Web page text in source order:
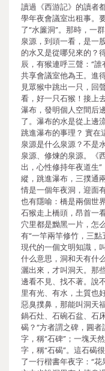
讀過《西游記》的讀者
學年夜會議室出租事。
了“水簾洞”。那時，一
泉源，到頭一看，是一
的水又是從哪兒來的？
辰，有猴連呼三聲：“
共享會議室他為王。進
見眾猴中跳出一只，回
看，好一只石猴！接上
瀑布，發明個人空間后
了。瀑布的水是從上邊
跳進瀑布的事理？ 實在
泉源是什么泉源？不是
泉源、修煉的泉源。《
出，心性修持年夜道生
縱，跳進瀑布，三撲通
情是一個年夜洞，迎面
也有隱喻：橋是兩個世
石猴走上橋頭，昂首一
穴里都是黝黑一片，怎
有“一竿兩竿修竹，三
現代的一個文明知識，
什么意思，洞和天有什
灑出來，才叫洞天。那
邊看不見、找不著。說
里有光、有水，土質也
惡臭撲鼻，那能叫洞天
鍋石灶、石碗石盆、石
碣？“方者謂之碑，圓
字，稱“石碑”；一塊天
字，稱“石碣”。這石碣
了一行楷書年夜字：“